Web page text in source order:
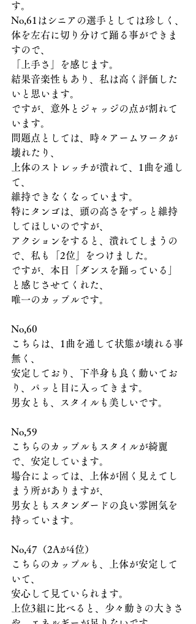
す。
No,61はシニアの選手としては珍しく、
体を左右に切り分けて踊る事ができま
すので、
「上手さ」を感じます。
結果音楽性もあり、私は高く評価した
いと思います。
ですが、意外とジャッジの点が割れて
います。
問題点としては、時々アームワークが
壊れたり、
上体のストレッチが潰れて、1曲を通し
て、
維持できなくなっています。
特にタンゴは、頭の高さをずっと維持
してほしいのですが、
アクションをすると、潰れてしまうの
で、私も「2位」をつけました。
ですが、本日「ダンスを踊っている」
と感じさせてくれた、
唯一のカップルです。
No,60
こちらは、1曲を通して状態が壊れる事
無く、
安定しており、下半身も良く動いてお
り、パッと目に入ってきます。
男女とも、スタイルも美しいです。
No,59
こちらのカップルもスタイルが綺麗
で、安定しています。
場合によっては、上体が固く見えてし
まう所がありますが、
男女ともスタンダードの良い雰囲気を
持っています。
No,47（2Aが4位）
こちらのカップルも、上体が安定して
いて、
安心して見ていられます。
上位3組に比べると、少々動きの大きさ